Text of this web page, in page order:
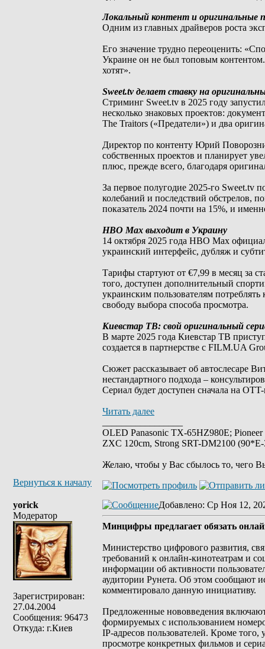
Локальный контент и оригинальные
Одним из главных драйверов роста
Его значение трудно переоценить:
Украине он не был топовым
хотят».
Sweet.tv делает ставку на
Стриминг Sweet.tv в 2025 году
несколько знаковых проектов:
The Traitors («Предатели») и два
Директор по контенту Юрий
собственных проектов и планирует
плюс, прежде всего, благодаря
За первое полугодие 2025-го Sweet.tv
колебаний и последствий обстрелов,
показатель 2024 почти на 15%, и
HBO Max выходит в Украину
14 октября 2025 года HBO Max
украинский интерфейс, дубляж и
Тарифы стартуют от €7,99 в месяц за
того, доступен дополнительный
украинским пользователям
свободу выбора способа просмотра.
Киевстар ТВ: свой оригинальный
В марте 2025 года Киевстар ТВ
создается в партнерстве с FILM.UA
Сюжет рассказывает об автослесаре
нестандартного подхода –
Сериал будет доступен сначала на
Читать далее
OLED Panasonic TX-65HZ980E;
ZXC 120cm, Strong SRT-DM2100
Желаю, чтобы у Вас сбылось то, чего
Вернуться к началу
yorick
Модератор
Зарегистрирован:
27.04.2004
Сообщения: 96473
Откуда: г.Киев
Добавлено: Ср Ноя 12,
Минцифры предлагает обязать
Министерство цифрового развития,
требований к онлайн-кинотеатрам и
информации об активности
аудитории Рунета. Об этом сообщают
комментировало данную инициативу.
Предложенные нововведения
формируемых с использованием
IP-адресов пользователей. Кроме
просмотре конкретных фильмов и